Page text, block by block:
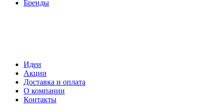
Бренды
Идеи
Акции
Доставка и оплата
О компании
Контакты